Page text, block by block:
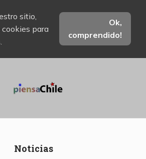
sitio,
para
Ok,
comprendido!
Noticias